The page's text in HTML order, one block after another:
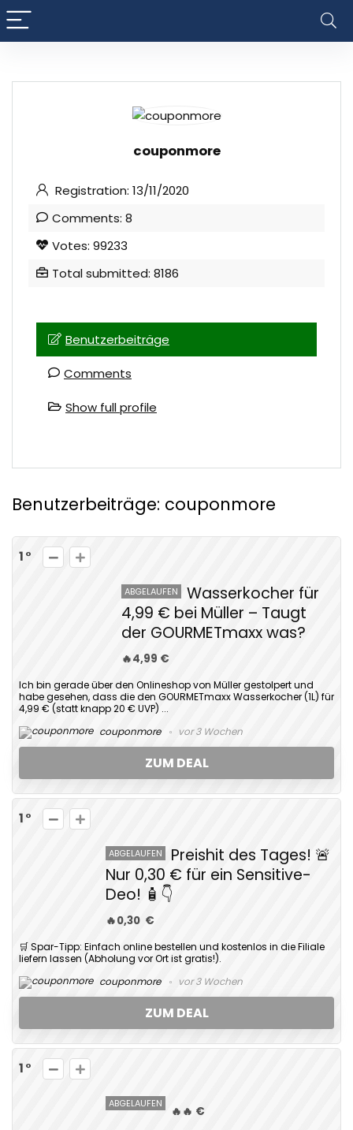
couponmore
Registration: 13/11/2020
Comments: 8
Votes: 99233
Total submitted: 8186
Benutzerbeiträge
Comments
Show full profile
Benutzerbeiträge: couponmore
1
ABGELAUFEN
Wasserkocher für
4,99 € bei Müller – Taugt
der GOURMETmaxx was?
🔥4,99 €
Ich bin gerade über den Onlineshop von Müller gestolpert und
habe gesehen, dass die den GOURMETmaxx Wasserkocher (1L) für
4,99 € (statt knapp 20 € UVP) ...
couponmore
vor 3 Wochen
ZUM DEAL
1
ABGELAUFEN
Preishit des Tages! 🚨
Nur 0,30 € für ein Sensitive-
Deo! 🧴👇
🔥0,30 €
🛒 Spar-Tipp: Einfach online bestellen und kostenlos in die Filiale
liefern lassen (Abholung vor Ort ist gratis!).
couponmore
vor 3 Wochen
ZUM DEAL
1
ABGELAUFEN
🔥🔥 €